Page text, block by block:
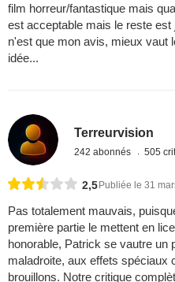
film horreur/fantastique mais
est acceptable mais le reste
n'est que mon avis, mieux vaut
idée...
Terreurvision
242 abonnés 505
2,5Publiée le 31
Pas totalement mauvais,
première partie le mettent en
honorable, Patrick se vautre un
maladroite, aux effets
brouillons. Notre critique